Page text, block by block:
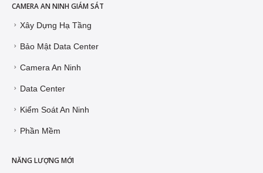
CAMERA AN NINH GIÁM SÁT
Xây Dựng Hạ Tầng
Bảo Mật Data Center
Camera An Ninh
Data Center
Kiểm Soát An Ninh
Phần Mềm
NĂNG LƯỢNG MỚI